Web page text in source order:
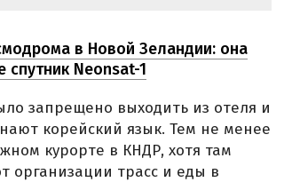
в Новой Зеландии: она
Neonsat-1
запрещено выходить из отеля и
корейский язык. Тем не менее
курорте в КНДР, хотя там
организации трасс и еды в